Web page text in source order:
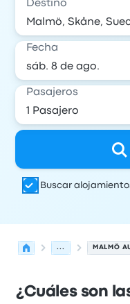
Destino
Fecha
Pasajeros
Buscar
... MALMÖ
¿Cuáles son